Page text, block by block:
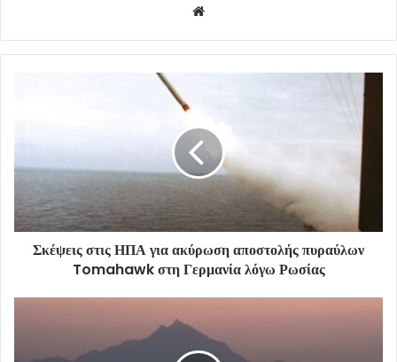
Σκέψεις στις ΗΠΑ για ακύρωση αποστολής πυραύλων
Tomahawk στη Γερμανία λόγω Ρωσίας